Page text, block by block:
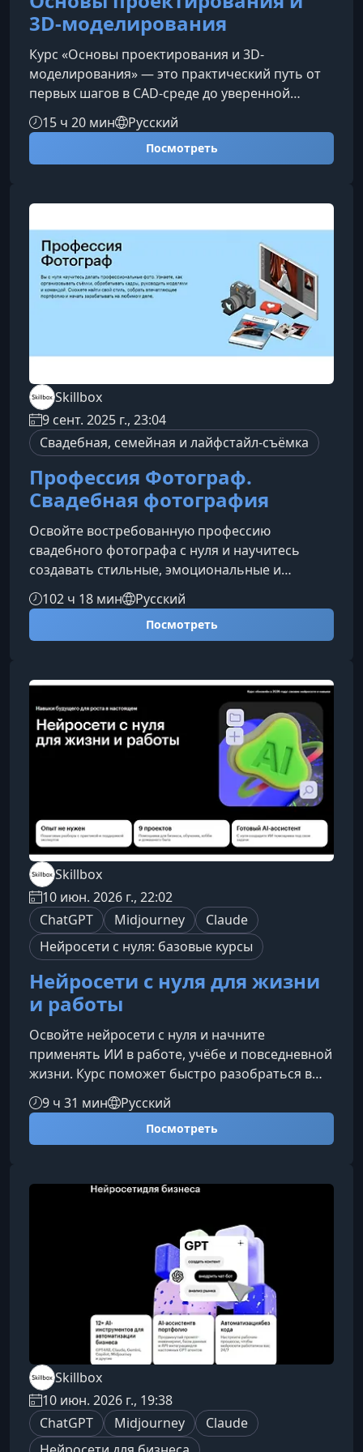
3D-моделирования
Курс «Основы проектирования и 3D-
моделирования» — это практический путь от
первых шагов в CAD-среде до уверенной
работы с 3D-моделями, сборками и
подготовкой объектов к печати. Вы научитесь
создавать точные трёхмерные изделия,
техническую документацию и
востребованы в инженерии, производстве и
3D-печати.Что вы освоите на курсеПрограмма
сочетает теорию, практику и работу в
профессиональном ПО, чтобы вы мог
15 ч 20 мин Русский
Посмотреть
Skillbox
9 сент. 2025 г., 23:04
Свадебная, семейная и лайфстайл-съёмка
Профессия Фотограф.
Свадебная фотография
Освойте востребованную профессию
свадебного фотографа с нуля и научитесь
создавать стильные, эмоциональные и
коммерчески успешные кадры. Курс сочетает
технические знания, творческую практику и
профессиональные приёмы, которые помогут
сильное портфолио. Пошаговый формат
обучения подходит как новичкам, так и тем,
кто хочет вывести свои навыки на новый
уровень.Что вы узнаете на
102 ч 18 мин Русский
Посмотреть
Skillbox
10 июн. 2026 г., 22:02
ChatGPT
Midjourney
Claude
Нейросети с нуля: базовые курсы
Нейросети с нуля для жизни
и работы
Освойте нейросети с нуля и начните
применять ИИ в работе, учёбе и повседневной
жизни. Курс поможет быстро разобраться в
современных инструментах и прокачать
навыки, которые уже требуют работодатели и
рынки фриланса.Кому подойдет этот курсТем,
и другие популярные нейросети. С нуля
поймёте, как использовать их в работе, учёбе
9 ч 31 мин Русский
Посмотреть
Skillbox
10 июн. 2026 г., 19:38
ChatGPT
Midjourney
Claude